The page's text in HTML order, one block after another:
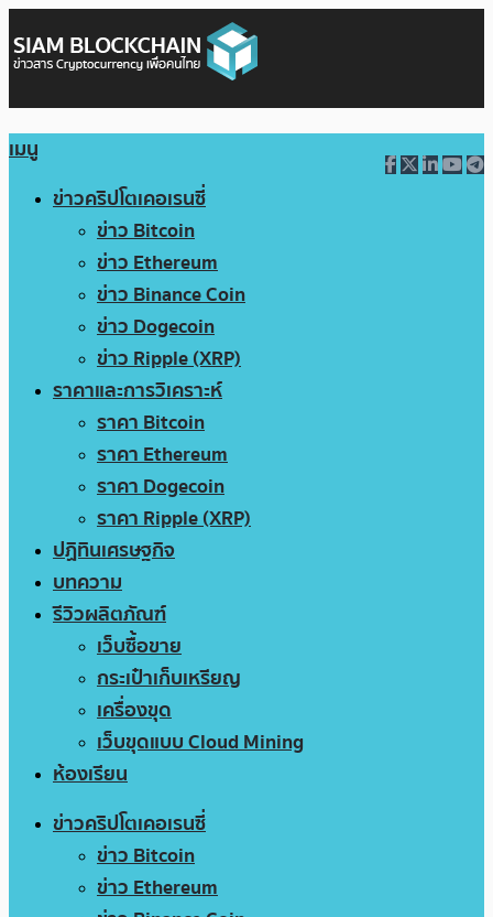
เมนู
ข่าวคริปโตเคอเรนซี่
ข่าว Bitcoin
ข่าว Ethereum
ข่าว Binance Coin
ข่าว Dogecoin
ข่าว Ripple (XRP)
ราคาและการวิเคราะห์
ราคา Bitcoin
ราคา Ethereum
ราคา Dogecoin
ราคา Ripple (XRP)
ปฏิทินเศรษฐกิจ
บทความ
รีวิวผลิตภัณฑ์
เว็บซื้อขาย
กระเป๋าเก็บเหรียญ
เครื่องขุด
เว็บขุดแบบ Cloud Mining
ห้องเรียน
ข่าวคริปโตเคอเรนซี่
ข่าว Bitcoin
ข่าว Ethereum